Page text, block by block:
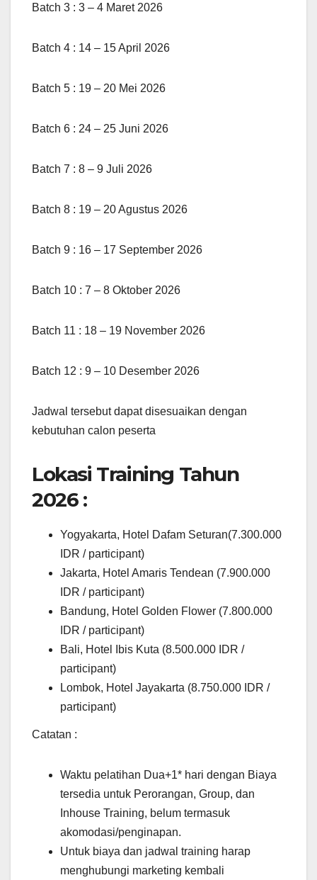
Batch 3 : 3 – 4 Maret 2026
Batch 4 : 14 – 15 April 2026
Batch 5 : 19 – 20 Mei 2026
Batch 6 : 24 – 25 Juni 2026
Batch 7 : 8 – 9 Juli 2026
Batch 8 : 19 – 20 Agustus 2026
Batch 9 : 16 – 17 September 2026
Batch 10 : 7 – 8 Oktober 2026
Batch 11 : 18 – 19 November 2026
Batch 12 : 9 – 10 Desember 2026
Jadwal tersebut dapat disesuaikan dengan
kebutuhan calon peserta
Lokasi Training Tahun
2026 :
Yogyakarta, Hotel Dafam Seturan(7.300.000
IDR / participant)
Jakarta, Hotel Amaris Tendean (7.900.000
IDR / participant)
Bandung, Hotel Golden Flower (7.800.000
IDR / participant)
Bali, Hotel Ibis Kuta (8.500.000 IDR /
participant)
Lombok, Hotel Jayakarta (8.750.000 IDR /
participant)
Catatan :
Waktu pelatihan Dua+1* hari dengan Biaya
tersedia untuk Perorangan, Group, dan
Inhouse Training, belum termasuk
akomodasi/penginapan.
Untuk biaya dan jadwal training harap
menghubungi marketing kembali